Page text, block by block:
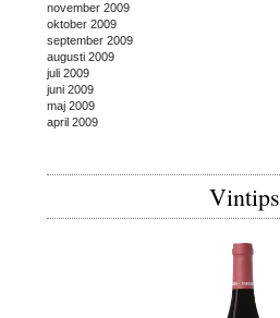
november 2009
oktober 2009
september 2009
augusti 2009
juli 2009
juni 2009
maj 2009
april 2009
Vintips